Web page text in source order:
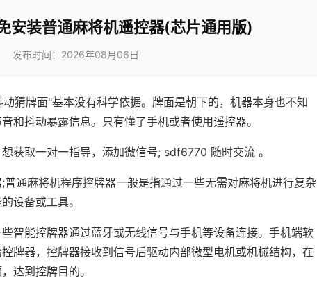
安装普通麻将机遥控器(芯片通用版)
发布时间：2026年08月06日
猜牌面"基本没有科学依据。牌面是朝下的，机器本身也不知
和抖动暴露信息。只有懂了手机或者使用遥控器。
获取一对一指导，添加微信号; sdf6770 随时交流 。
通麻将机程序控牌器一般是指通过一些无需对麻将机进行复杂
设备或工具。
智能控牌器通过蓝牙或无线信号与手机等设备连接。手机端软
牌器，控牌器接收到信号后驱动内部微型电机或机械结构，在
达到控牌目的。